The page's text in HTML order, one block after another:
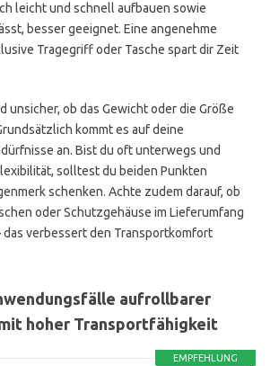
leicht und schnell aufbauen sowie
besser geeignet. Eine angenehme
Tragegriff oder Tasche spart dir Zeit
unsicher, ob das Gewicht oder die Größe
kommt es auf deine
an. Bist du oft unterwegs und
solltest du beiden Punkten
schenken. Achte zudem darauf, ob
oder Schutzgehäuse im Lieferumfang
das verbessert den Transportkomfort
aufrollbarer
hoher Transportfähigkeit
EMPFEHLUNG